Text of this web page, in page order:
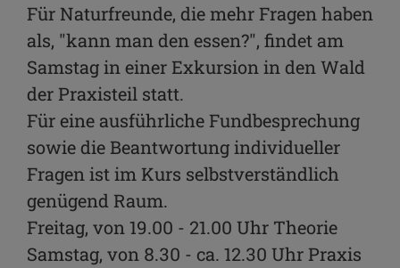
Für Naturfreunde, die mehr Fragen haben
als, "kann man den essen?", findet am
Samstag in einer Exkursion in den Wald
der Praxisteil statt.
Für eine ausführliche Fundbesprechung
sowie die Beantwortung individueller
Fragen ist im Kurs selbstverständlich
genügend Raum.
Freitag, von 19.00 - 21.00 Uhr Theorie
Samstag, von 8.30 - ca. 12.30 Uhr Praxis